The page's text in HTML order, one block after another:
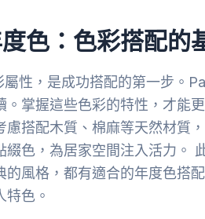
色：色彩搭配的
性，是成功搭配的第一步。
。掌握這些色彩的特性，才能
慮搭配木質、棉麻等天然材質
綴色，為居家空間注入活力。
的風格，都有適合的年度色搭
色。